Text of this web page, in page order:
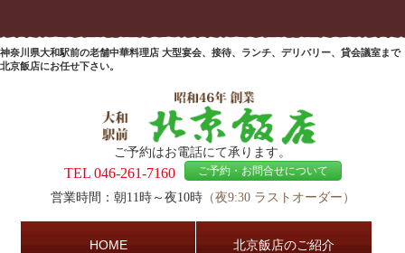
神奈川県大和駅前の老舗中華料理店 大型宴会、接待、ランチ、デリバリー、貸会議室まで
北京飯店にお任せ下さい。
ご予約はお電話にて承ります。
TEL 046-261-7160 ご予約・お問合せについて
営業時間：朝11時～夜10時（夜9:30 ラストオーダー）
HOME 北京飯店のご紹介